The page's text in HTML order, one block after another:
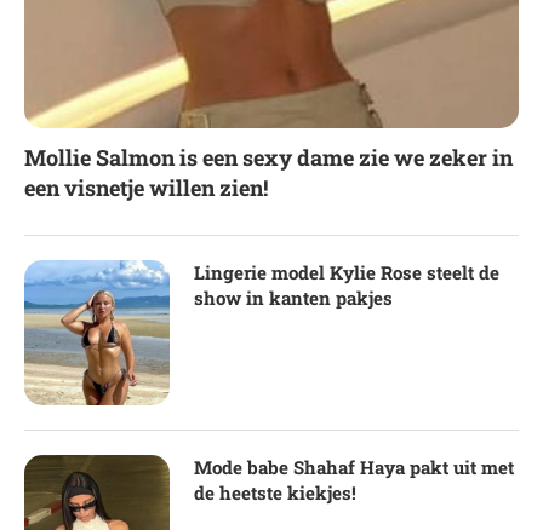
Mollie Salmon is een sexy dame zie we zeker in
een visnetje willen zien!
Lingerie model Kylie Rose steelt de
show in kanten pakjes
Mode babe Shahaf Haya pakt uit met
de heetste kiekjes!